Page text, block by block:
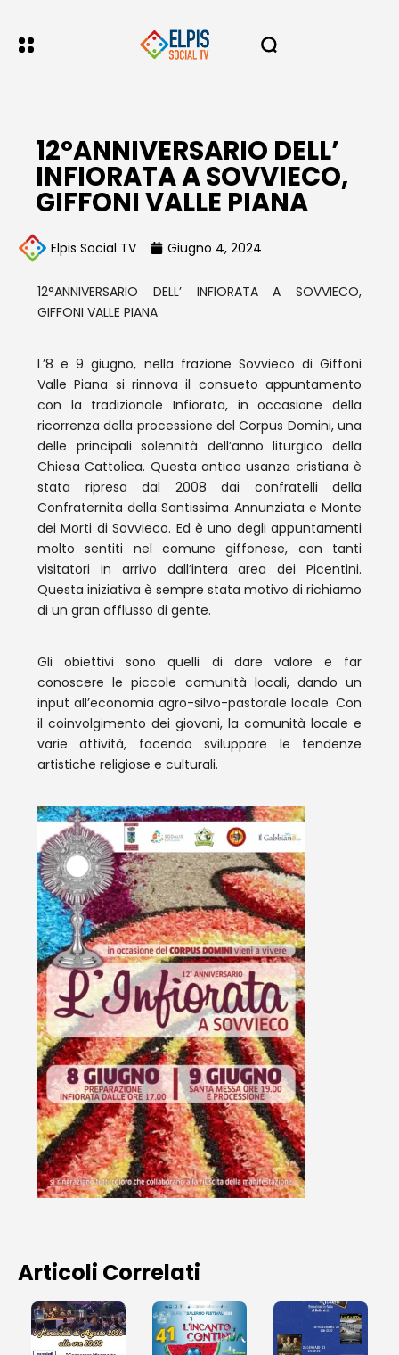
12°ANNIVERSARIO DELL’
INFIORATA A SOVVIECO,
GIFFONI VALLE PIANA
Elpis Social TV Giugno 4, 2024
12°ANNIVERSARIO DELL’ INFIORATA A SOVVIECO,
GIFFONI VALLE PIANA
L’8 e 9 giugno, nella frazione Sovvieco di Giffoni
Valle Piana si rinnova il consueto appuntamento
con la tradizionale Infiorata, in occasione della
ricorrenza della processione del Corpus Domini, una
delle principali solennità dell’anno liturgico della
Chiesa Cattolica. Questa antica usanza cristiana è
stata ripresa dal 2008 dai confratelli della
Confraternita della Santissima Annunziata e Monte
dei Morti di Sovvieco. Ed è uno degli appuntamenti
molto sentiti nel comune giffonese, con tanti
visitatori in arrivo dall’intera area dei Picentini.
Questa iniziativa è sempre stata motivo di richiamo
di un gran afflusso di gente.
Gli obiettivi sono quelli di dare valore e far
conoscere le piccole comunità locali, dando un
input all’economia agro-silvo-pastorale locale. Con
il coinvolgimento dei giovani, la comunità locale e
varie attività, facendo sviluppare le tendenze
artistiche religiose e culturali.
Articoli Correlati